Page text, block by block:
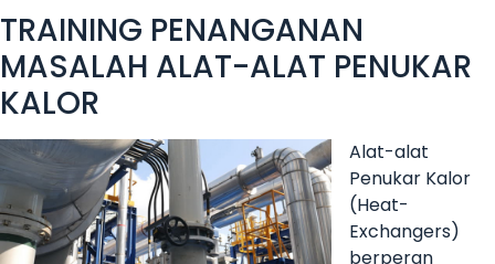
TRAINING PENANGANAN
MASALAH ALAT-ALAT PENUKAR
KALOR
Alat-alat
Penukar Kalor
(Heat-
Exchangers)
berperan